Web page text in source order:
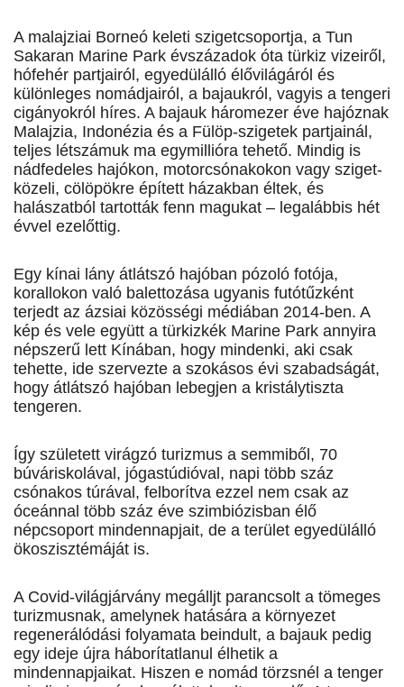
A malajziai Borneó keleti szigetcsoportja, a Tun
Sakaran Marine Park évszázadok óta türkiz vizeiről,
hófehér partjairól, egyedülálló élővilágáról és
különleges nomádjairól, a bajaukról, vagyis a tengeri
cigányokról híres. A bajauk háromezer éve hajóznak
Malajzia, Indonézia és a Fülöp-szigetek partjainál,
teljes létszámuk ma egymillióra tehető. Mindig is
nádfedeles hajókon, motorcsónakokon vagy szi­get­
közeli, cölöpökre épített házakban éltek, és
halászatból tartották fenn magukat – legalábbis hét
év­vel ezelőttig.
Egy kínai lány átlátszó hajóban pózoló fotója,
korallokon való balettozása ugyanis futótűzként
terjedt az ázsiai közösségi médiában 2014-ben. A
kép és vele együtt a türkizkék Marine Park annyira
népszerű lett Kínában, hogy mindenki, aki csak
tehette, ide szervezte a szokásos évi szabadságát,
hogy átlátszó hajóban lebegjen a kristálytiszta
tengeren.
Így született virágzó turizmus a semmiből, 70
búváriskolával, jógastúdióval, napi több száz
csónakos túrával, felborítva ezzel nem csak az
óceánnal több száz éve szimbiózisban élő
népcsoport mindennapjait, de a terület egyedülálló
ökoszisztémáját is.
A Covid-világjárvány megálljt parancsolt a tömeges
turizmusnak, amelynek hatására a környezet
regenerálódási folyamata beindult, a bajauk pedig
egy ideje újra háborítatlanul élhetik a
mindennapjaikat. Hiszen e nomád törzsnél a tenger